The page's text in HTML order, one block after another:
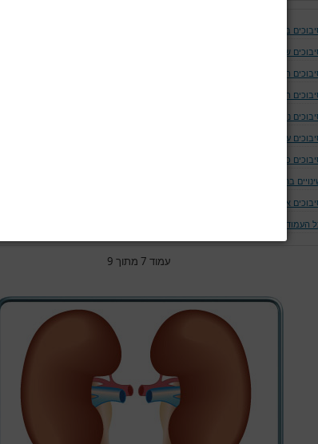
בהרדמה כללית
של נתיב האויר ומערכת הנשימה
המודינמים
המאטולוגים
נוירולוגים ושריריים
עיניים
כליתיים
בחום הגוף
אחרים
העמודים
עמוד 7 מתוך 9